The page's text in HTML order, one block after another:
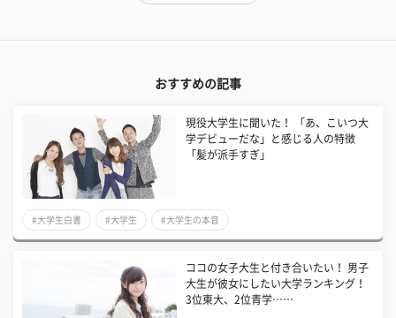
おすすめの記事
現役大学生に聞いた！ 「あ、こいつ大
学デビューだな」と感じる人の特徴
「髪が派手すぎ」
#大学生白書 #大学生 #大学生の本音
ココの女子大生と付き合いたい！ 男子
大生が彼女にしたい大学ランキング！
3位東大、2位青学……